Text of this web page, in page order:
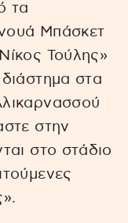
τα
Μπάσκετ
Τούλης»
στα
στην
στο στάδιο